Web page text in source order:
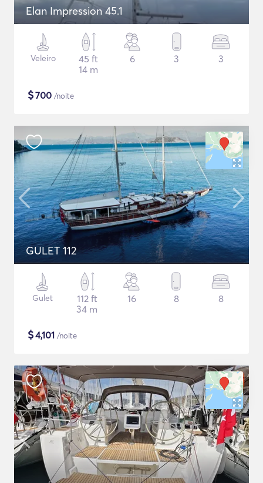
Elan Impression 45.1
Veleiro
45 ft
14 m
6 3 3
$700 /noite
GULET 112
Gulet
112 ft
34 m
16 8 8
$4,101 /noite